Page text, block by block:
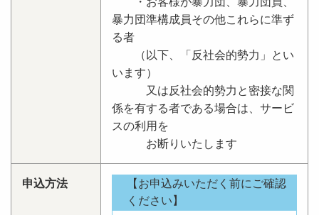
暴力団準構成員その他これらに準ず
る者
（以下、「反社会的勢力」とい
います）
又は反社会的勢力と密接な関
係を有する者である場合は、サービ
スの利用を
お断りいたします
申込方法
【お申込みいただく前にご確認
ください】